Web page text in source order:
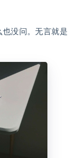
没问。无言就是